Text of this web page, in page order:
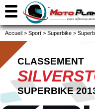
Accueil > Sport > Superbike >
CLASSEMENT
SUPERBIKE